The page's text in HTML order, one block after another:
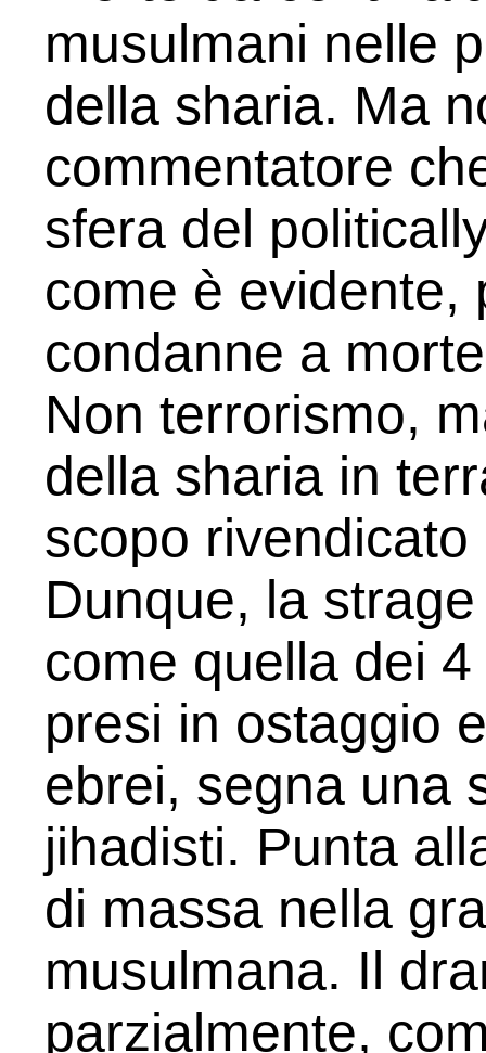
musulmani nelle
della sharia. Ma
commentatore
sfera del
come è evidente,
condanne a
Non terrorismo,
della sharia in
scopo
Dunque, la
come quella dei
presi in ostaggio
ebrei, segna una
jihadisti. Punta
di massa nella
musulmana. Il
parzialmente,